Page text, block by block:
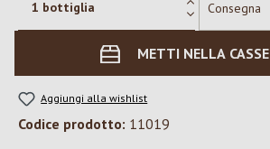
METTI NELLA
Aggiungi alla wishlist
Codice prodotto: 11019